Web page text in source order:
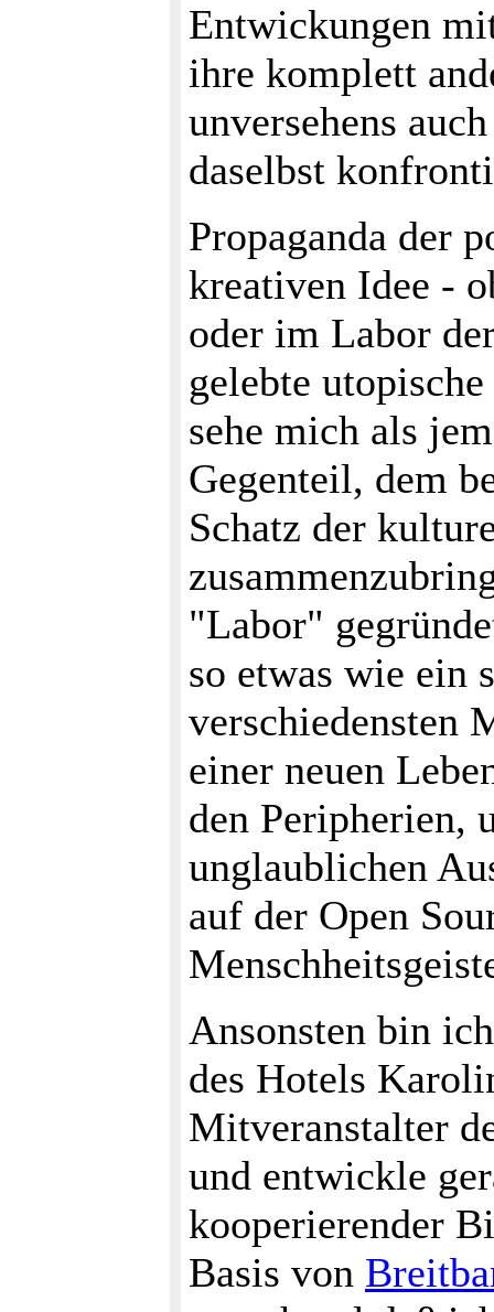
Entwickungen
ihre komplett
unversehens
daselbst
Propaganda der
kreativen Idee -
oder im Labor
gelebte
sehe mich als
Gegenteil, dem
Schatz der
"Labor"
so etwas wie ein
verschiedensten
einer neuen
den Peripherien,
unglaublichen
auf der Open
Ansonsten bin
des Hotels
Mitveranstalter
und entwickle
kooperierender
Basis von